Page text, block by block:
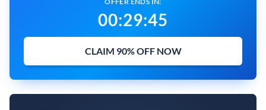
00:29:44
CLAIM 90% OFF NOW